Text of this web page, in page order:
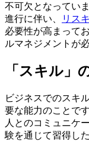
不可欠となってい
進行に伴い、
リス
必要性が高まって
ルマネジメントが
「スキル」
ビジネスでのスキ
要な能力のことで
人とのコミュニケ
験を通じて習得し